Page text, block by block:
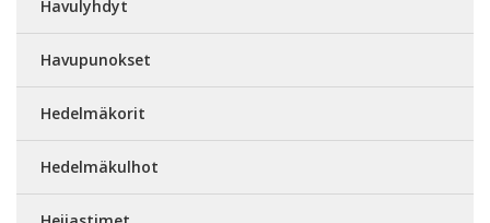
Havulyhdyt
Havupunokset
Hedelmäkorit
Hedelmäkulhot